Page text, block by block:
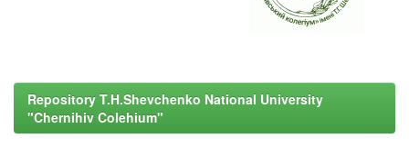
Repository T.H.Shevchenko National University
"Chernihiv Colehium"